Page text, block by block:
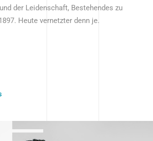
der Leidenschaft, Bestehendes zu
Heute vernetzter denn je.